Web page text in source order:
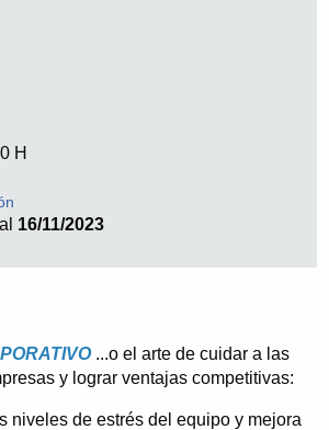
H
al 16/11/2023
...o el arte de cuidar a las
y lograr ventajas competitivas:
niveles de estrés del equipo y mejora